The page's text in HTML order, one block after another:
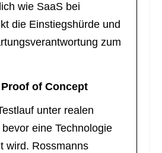
wie SaaS bei
die Einstiegshürde und
zum
of Concept
unter realen
eine Technologie
wird. Rossmanns